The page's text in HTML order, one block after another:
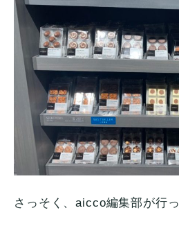
さっそく、aicco編集部が行